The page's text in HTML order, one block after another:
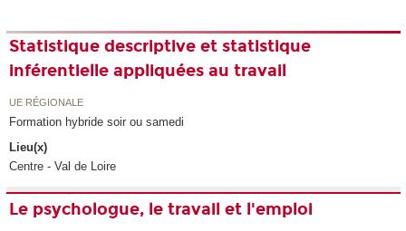
Statistique descriptive et statistique
inférentielle appliquées au travail
UE RÉGIONALE
Formation hybride soir ou samedi
Lieu(x)
Centre - Val de Loire
Le psychologue, le travail et l'emploi